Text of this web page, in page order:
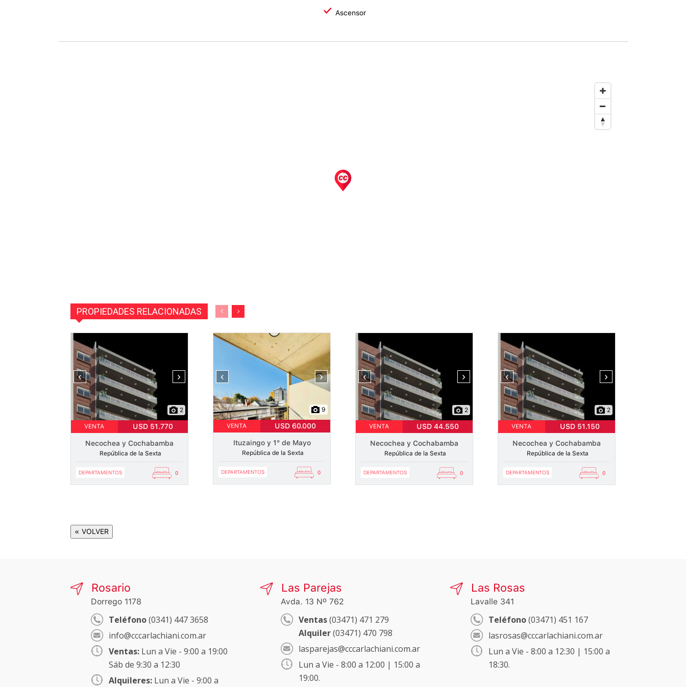
Ascensor
PROPIEDADES RELACIONADAS
‹ ›
2
VENTA USD 51.770
Necochea y Cochabamba
República de la Sexta
DEPARTAMENTOS 0
‹ ›
9
VENTA USD 60.000
Ituzaingo y 1° de Mayo
República de la Sexta
DEPARTAMENTOS 0
‹ ›
2
VENTA USD 44.550
Necochea y Cochabamba
República de la Sexta
DEPARTAMENTOS 0
‹ ›
2
VENTA USD 51.150
Necochea y Cochabamba
República de la Sexta
DEPARTAMENTOS 0
« VOLVER
Rosario
Dorrego 1178
Teléfono(0341) 447 3658
info@cccarlachiani.com.ar
Ventas: Lun a Vie - 9:00 a 19:00
Sáb de 9:30 a 12:30
Alquileres: Lun a Vie - 9:00 a
Las Parejas
Avda. 13 Nº 762
Ventas(03471) 471 279
Alquiler(03471) 470 798
lasparejas@cccarlachiani.com.ar
Lun a Vie - 8:00 a 12:00 | 15:00 a
19:00.
Las Rosas
Lavalle 341
Teléfono(03471) 451 167
lasrosas@cccarlachiani.com.ar
Lun a Vie - 8:00 a 12:30 | 15:00 a
18:30.